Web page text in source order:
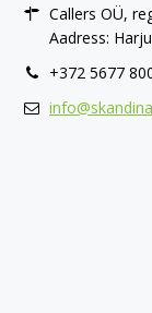
Callers OÜ,
Aadress:
+372 5677